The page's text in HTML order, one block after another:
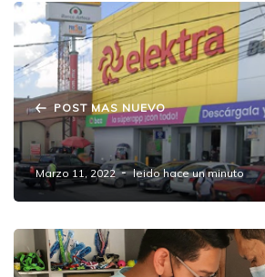
POST MAS NUEVO
Asaltan Elektra en Amozoc-
Marzo 11, 2022 leido hace un minuto